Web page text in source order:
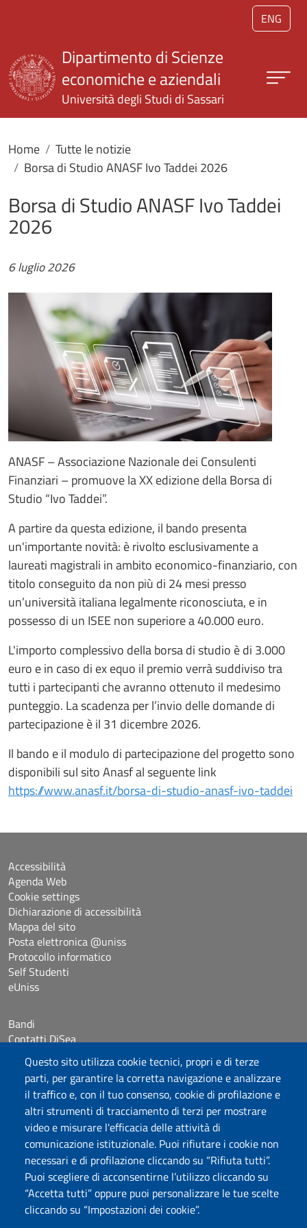
Salta al contenuto principale
ENG
Questo sito utilizza cookie tecnici, propri e di terze
parti, per garantire la corretta navigazione e analizzare
il traffico e, con il tuo consenso, cookie di profilazione e
altri strumenti di tracciamento di terzi per mostrare
video e misurare l'efficacia delle attività di
comunicazione istituzionale. Puoi rifiutare i cookie non
necessari e di profilazione cliccando su “Rifiuta tutti”.
Puoi scegliere di acconsentirne l’utilizzo cliccando su
“Accetta tutti” oppure puoi personalizzare le tue scelte
cliccando su “Impostazioni dei cookie”.
Dipartimento di Scienze
economiche e aziendali
Università degli Studi di Sassari
Home
Tutte le notizie
Borsa di Studio ANASF Ivo Taddei 2026
Borsa di Studio ANASF Ivo Taddei
2026
6 luglio 2026
ANASF – Associazione Nazionale dei Consulenti
Finanziari – promuove la XX edizione della Borsa di
Studio “Ivo Taddei”.
A partire da questa edizione, il bando presenta
un'importante novità: è rivolto esclusivamente a
laureati magistrali in ambito economico-finanziario, con
titolo conseguito da non più di 24 mesi presso
un’università italiana legalmente riconosciuta, e in
possesso di un ISEE non superiore a 40.000 euro.
L'importo complessivo della borsa di studio è di 3.000
euro e in caso di ex equo il premio verrà suddiviso tra
tutti i partecipanti che avranno ottenuto il medesimo
punteggio. La scadenza per l’invio delle domande di
partecipazione è il 31 dicembre 2026.
Il bando e il modulo di partecipazione del progetto sono
disponibili sul sito Anasf al seguente link
https://www.anasf.it/borsa-di-studio-anasf-ivo-taddei
Università degli Studi di Sassari
Dipartimento di Scienze Economiche e Aziendali
Via Muroni 25, 07100 Sassari
Tel: +39 079 213001
Fax: +39 079 213002
Accessibilità
Agenda Web
Cookie settings
Dichiarazione di accessibilità
Mappa del sito
Posta elettronica @uniss
Protocollo informatico
Self Studenti
eUniss
Bandi
Contatti DiSea
Occupazione giornaliera aule
Prenotazione Sala riunioni
Seguici su